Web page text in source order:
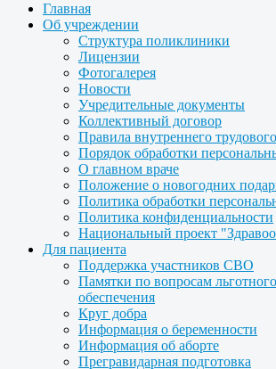
Главная
Об учреждении
Структура поликлиники
Лицензии
Фотогалерея
Новости
Учредительные документы
Коллективный договор
Правила внутреннего
Порядок обработки
О главном враче
Положение о новогодних
Политика обработки
Политика конфиденциальности
Национальный проект
Для пациента
Поддержка участников СВО
Памятки по вопросам
обеспечения
Круг добра
Информация о беременности
Информация об аборте
Прегравидарная подготовка